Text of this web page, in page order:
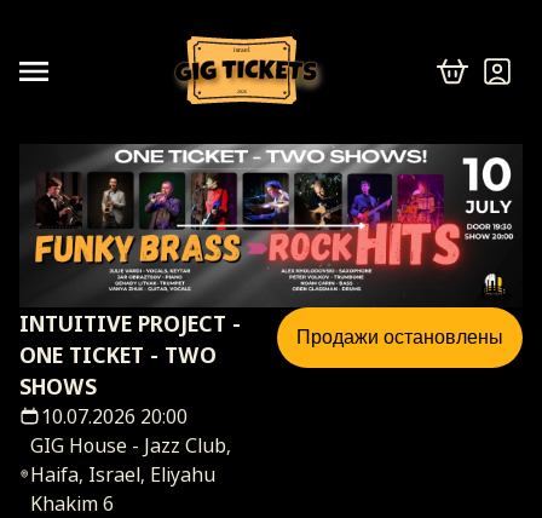
israel
2026
INTUITIVE PROJECT -
ONE TICKET - TWO
SHOWS
10.07.2026 20:00
GIG House - Jazz Club,
Haifa, Israel, Eliyahu
Khakim 6
Продажи остановлены